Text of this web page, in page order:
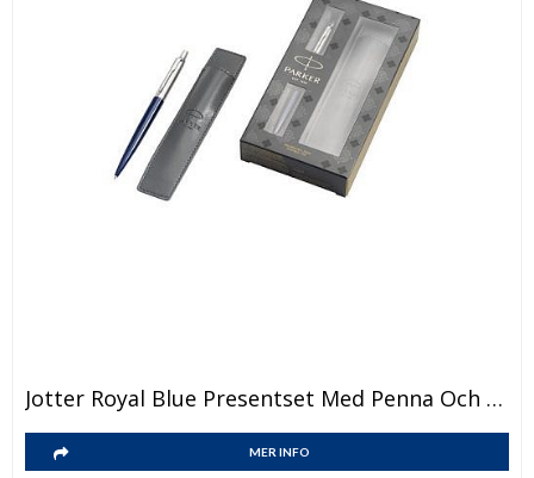
Jotter Royal Blue Presentset Med Penna Och Fodral
MER INFO